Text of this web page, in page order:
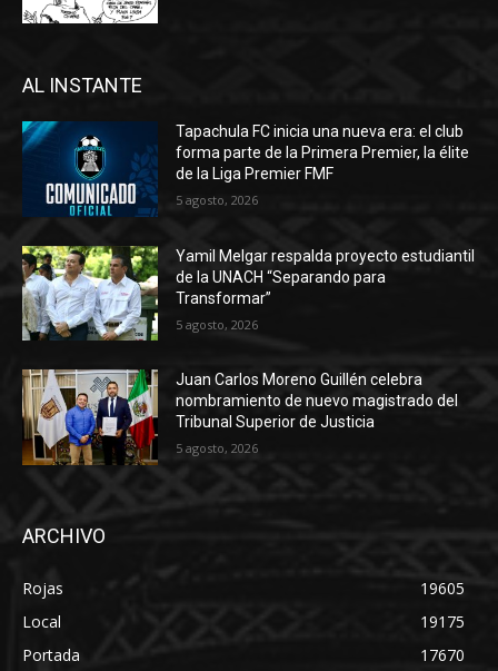
AL INSTANTE
Tapachula FC inicia una nueva era: el club
forma parte de la Primera Premier, la élite
de la Liga Premier FMF
5 agosto, 2026
Yamil Melgar respalda proyecto estudiantil
de la UNACH “Separando para
Transformar”
5 agosto, 2026
Juan Carlos Moreno Guillén celebra
nombramiento de nuevo magistrado del
Tribunal Superior de Justicia
5 agosto, 2026
ARCHIVO
Rojas
19605
Local
19175
Portada
17670